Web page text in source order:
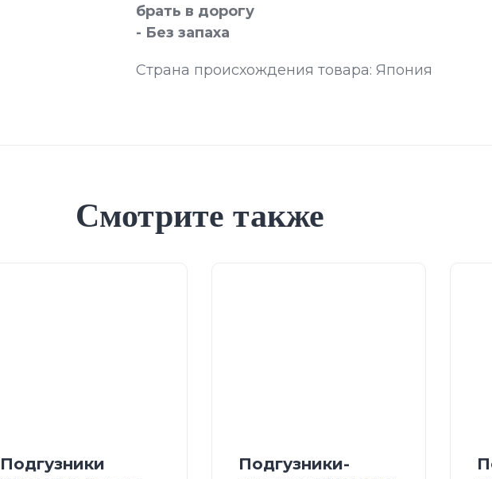
брать в дорогу
- Без запаха
Страна происхождения товара: Япония
Смотрите также
Подгузники
Подгузники-